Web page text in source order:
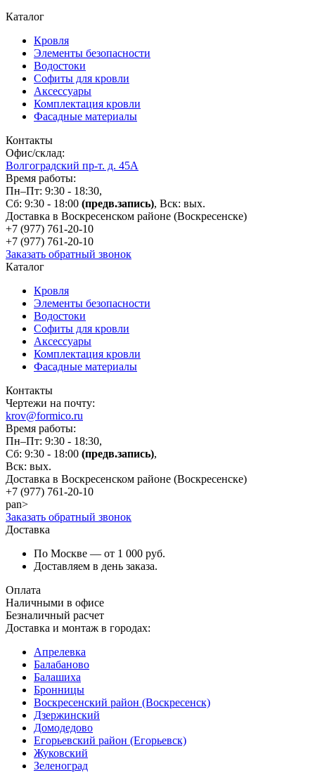
Каталог
Кровля
Элементы безопасности
Водостоки
Софиты для кровли
Аксессуары
Комплектация кровли
Фасадные материалы
Контакты
Офис/склад:
Волгоградский пр-т. д. 45А
Время работы:
Пн–Пт: 9:30 - 18:30,
Сб: 9:30 - 18:00 (предв.запись), Вск: вых.
Доставка в Воскресенском районе (Воскресенске)
+7 (977) 761-20-10
+7 (977) 761-20-10
Заказать обратный звонок
Каталог
Кровля
Элементы безопасности
Водостоки
Софиты для кровли
Аксессуары
Комплектация кровли
Фасадные материалы
Контакты
Чертежи на почту:
krov@formico.ru
Время работы:
Пн–Пт: 9:30 - 18:30,
Сб: 9:30 - 18:00 (предв.запись),
Вск: вых.
Доставка в Воскресенском районе (Воскресенске)
+7 (977) 761-20-10
pan>
Заказать обратный звонок
Доставка
По Москве — от 1 000 руб.
Доставляем в день заказа.
Оплата
Наличными в офисе
Безналичный расчет
Доставка и монтаж в городах:
Апрелевка
Балабаново
Балашиха
Бронницы
Воскресенский район (Воскресенск)
Дзержинский
Домодедово
Егорьевский район (Егорьевск)
Жуковский
Зеленоград